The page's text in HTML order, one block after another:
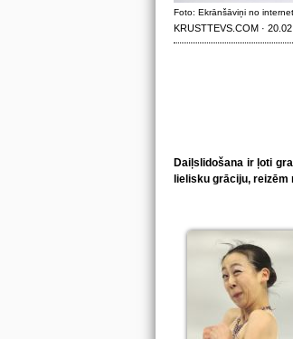
Foto: Ekrānšāviņi no
KRUSTTEVS.COM ·
Daiļslidošana ir ļoti
lielisku grāciju,